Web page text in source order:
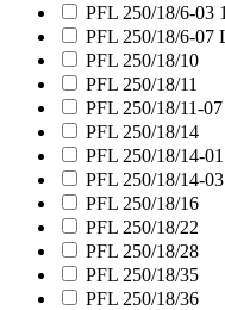
PFL 250/18/6-
PFL 250/18/6-
PFL 250/18/10
PFL 250/18/11
PFL 250/18/11-
PFL 250/18/14
PFL 250/18/14-
PFL 250/18/14-
PFL 250/18/16
PFL 250/18/22
PFL 250/18/28
PFL 250/18/35
PFL 250/18/36